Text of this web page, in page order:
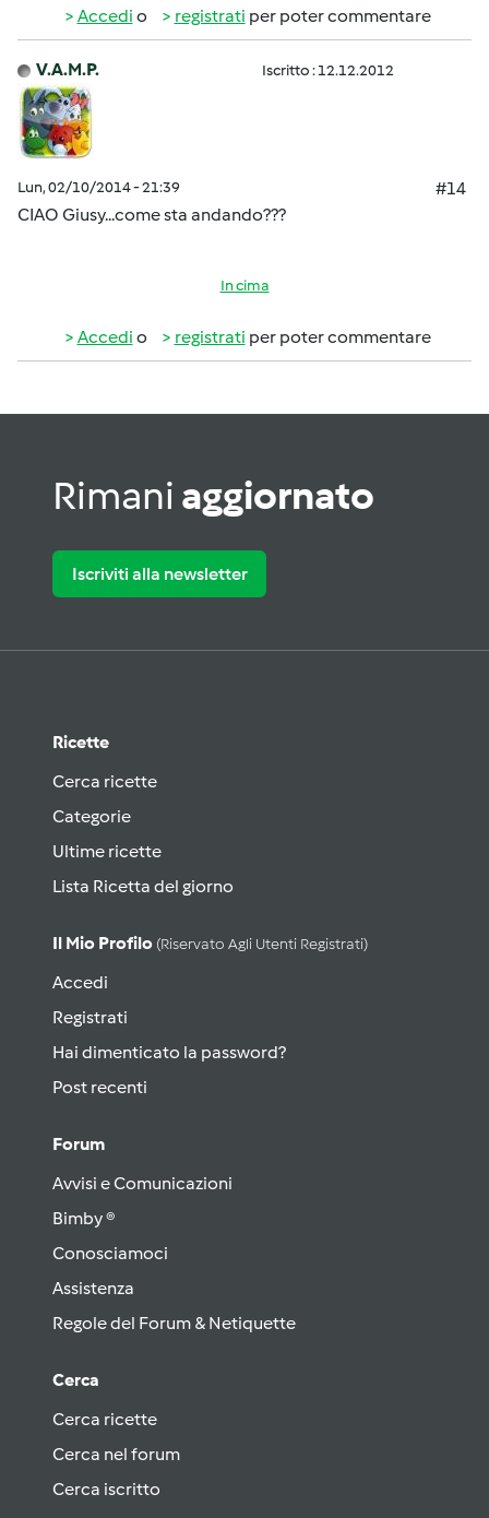
Accedi o registrati per poter commentare
V.A.M.P. Iscritto : 12.12.2012
Lun, 02/10/2014 - 21:39
#14
CIAO Giusy...come sta andando???
In cima
Accedi o registrati per poter commentare
Rimani aggiornato
Iscriviti alla newsletter
Ricette
Cerca ricette
Categorie
Ultime ricette
Lista Ricetta del giorno
Il Mio Profilo (riservato Agli Utenti Registrati)
Accedi
Registrati
Hai dimenticato la password?
Post recenti
Forum
Avvisi e Comunicazioni
Bimby ®
Conosciamoci
Assistenza
Regole del Forum & Netiquette
Cerca
Cerca ricette
Cerca nel forum
Cerca iscritto